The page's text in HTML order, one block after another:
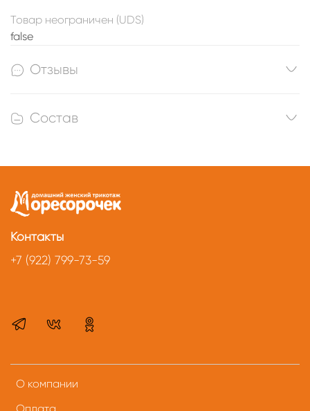
Товар неограничен (UDS)
false
Отзывы
Состав
О компании
Контакты
+7 (922) 799-73-59